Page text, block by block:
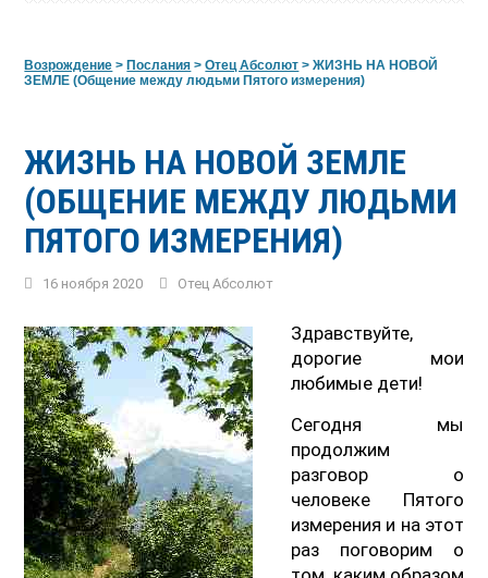
Возрождение >Послания >Отец Абсолют >ЖИЗНЬ НА НОВОЙ
ЗЕМЛЕ (Общение между людьми Пятого измерения)
ЖИЗНЬ НА НОВОЙ ЗЕМЛЕ
(ОБЩЕНИЕ МЕЖДУ ЛЮДЬМИ
ПЯТОГО ИЗМЕРЕНИЯ)
16 ноября 2020 Отец Абсолют
Здравствуйте,
дорогие мои
любимые дети!
Сегодня мы
продолжим
разговор о
человеке Пятого
измерения и на этот
раз поговорим о